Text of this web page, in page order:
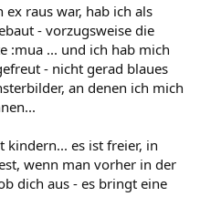
raus war, hab ich als
- vorzugsweise die
:mua ... und ich hab mich
- nicht gerad blaues
an denen ich mich
kindern... es ist freier, in
wenn man vorher in der
dich aus - es bringt eine